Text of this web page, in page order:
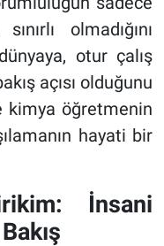
olmadığını
otur çalış
açısı olduğunu
kimya öğretmenin
hayati bir
İnsani